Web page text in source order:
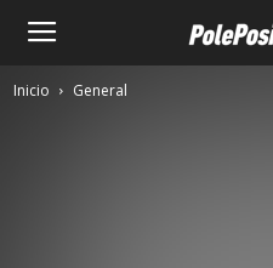
Inicio General